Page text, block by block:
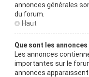
annonces générales
du forum.
Haut
Que sont les annonces
Les annonces
importantes sur le
annonces